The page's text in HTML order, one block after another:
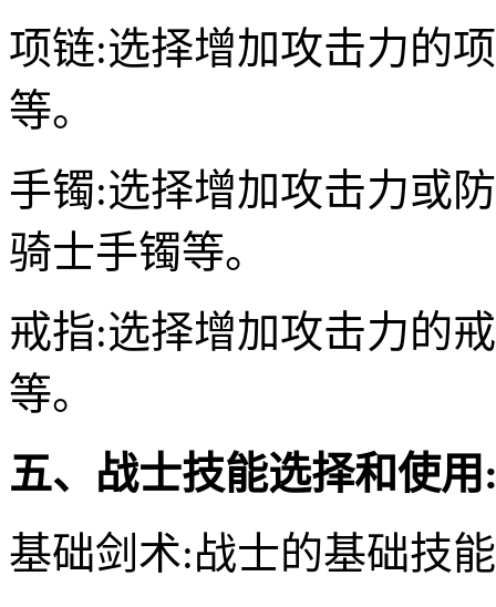
项链:选择增加攻击力的
等。
手镯:选择增加攻击力或
骑士手镯等。
戒指:选择增加攻击力的
等。
五、战士技能选择和使用
基础剑术:战士的基础技